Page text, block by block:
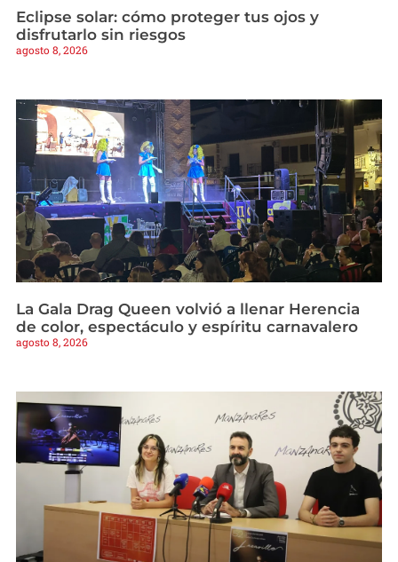
Eclipse solar: cómo proteger tus ojos y
disfrutarlo sin riesgos
agosto 8, 2026
La Gala Drag Queen volvió a llenar Herencia
de color, espectáculo y espíritu carnavalero
agosto 8, 2026